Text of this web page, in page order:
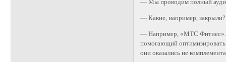
— Мы проводим полный аудит
— Какие, например, закрыли?
— Например, «МТС Фитнес».
помогающий
они оказались не